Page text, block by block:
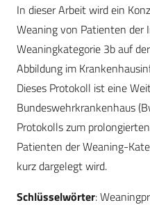
In dieser Arbeit wird ein
Weaning von Patienten der
Weaningkategorie 3b auf
Abbildung im
Dieses Protokoll ist eine
Bundeswehrkrankenhaus
Protokolls zum
Patienten der Weaning-
kurz dargelegt wird.
Schlüsselwörter: